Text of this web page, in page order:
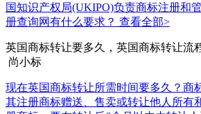
国知识产权局(UKIPO)负责商标注册和
册查询网有什么要求？ 查看全部>
英国商标转让要多久，英国商标转让流
尚小标
现在英国商标转让所需时间要多久？商
其注册商标赠送、售卖或转让他人所有